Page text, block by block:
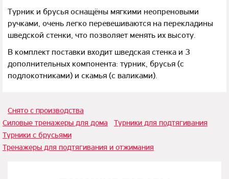
Турник и брусья оснащёны мягкими неопреновыми
ручками, очень легко перевешиваются на перекладины
шведской стенки, что позволяет менять их высоту.
В комплект поставки входит шведская стенка и 3
дополнительных компонента: турник, брусья (с
подлокотниками) и скамья (с валиками).
Снято с производства
Силовые тренажеры для дома
Турники для подтягивания
Турники с брусьями
Тренажеры для подтягивания и отжимания